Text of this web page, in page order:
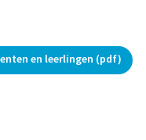
en leerlingen (pdf)